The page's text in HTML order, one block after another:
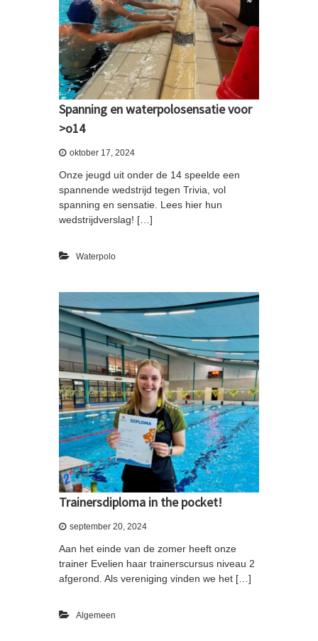
Spanning en waterpolosensatie voor
>o14
oktober 17, 2024
Onze jeugd uit onder de 14 speelde een
spannende wedstrijd tegen Trivia, vol
spanning en sensatie. Lees hier hun
wedstrijdverslag! […]
Waterpolo
Trainersdiploma in the pocket!
september 20, 2024
Aan het einde van de zomer heeft onze
trainer Evelien haar trainerscursus niveau 2
afgerond. Als vereniging vinden we het […]
Algemeen